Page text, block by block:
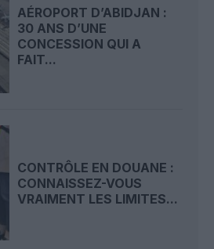
AÉROPORT D’ABIDJAN :
30 ANS D’UNE
CONCESSION QUI A
FAIT...
CONTRÔLE EN DOUANE :
CONNAISSEZ-VOUS
VRAIMENT LES LIMITES...